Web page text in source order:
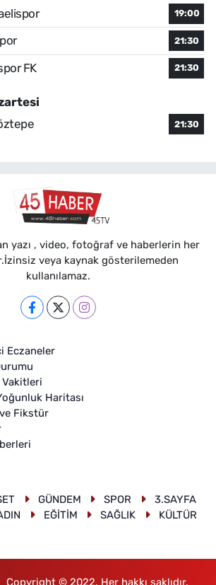
19:00
21:30
FK 21:30
21:30
yazı , video, fotoğraf ve haberlerin her
veya kaynak gösterilemeden
kullanılamaz.
Eczaneler
Vakitleri
Haritası
Fikstür
GÜNDEM SPOR
3.SAYFA
EĞİTİM SAĞLIK KÜLTÜR
Copyright © 2022. Her hakkı saklıdır.